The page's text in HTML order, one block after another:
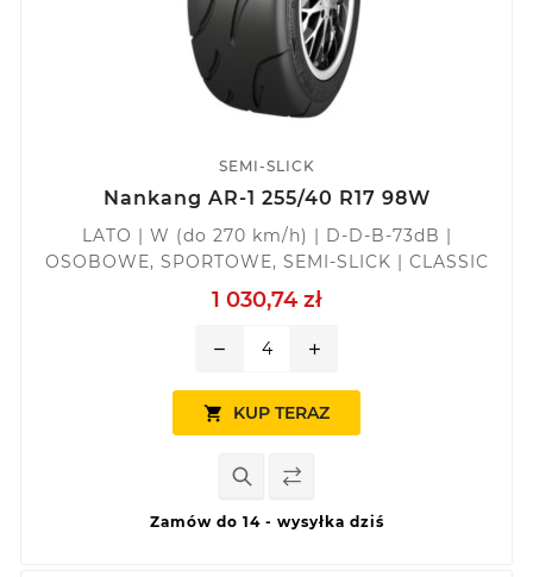
SEMI-SLICK
Nankang AR-1 255/40 R17 98W
LATO | W (do 270 km/h) | D-D-B-73dB |
OSOBOWE, SPORTOWE, SEMI-SLICK | CLASSIC
1 030,74 zł
remove add
 KUP TERAZ
Zamów do 14 - wysyłka dziś